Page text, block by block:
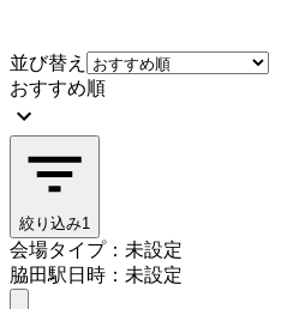
並び替え
おすすめ順
絞り込み1
会場タイプ：未設定
脇田駅日時：未設定